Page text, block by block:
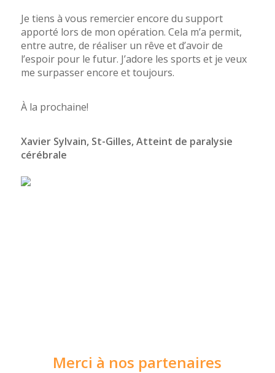
Je tiens à vous remercier encore du support
apporté lors de mon opération. Cela m’a permit,
entre autre, de réaliser un rêve et d’avoir de
l’espoir pour le futur. J’adore les sports et je veux
me surpasser encore et toujours.
À la prochaine!
Xavier Sylvain, St-Gilles, Atteint de paralysie
cérébrale
Merci à nos partenaires